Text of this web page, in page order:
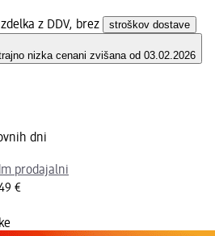
z DDV, brez stroškov dostave
nizka cenani zvišana od 03.02.2026
dni
prodajalni
€